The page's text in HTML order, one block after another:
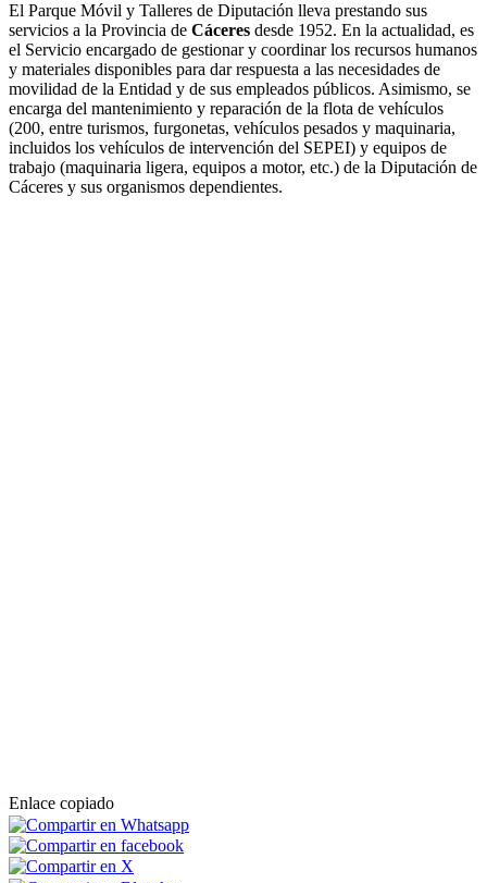
El Parque Móvil y Talleres de Diputación lleva prestando sus
servicios a la Provincia de Cáceres desde 1952. En la actualidad, es
el Servicio encargado de gestionar y coordinar los recursos humanos
y materiales disponibles para dar respuesta a las necesidades de
movilidad de la Entidad y de sus empleados públicos. Asimismo, se
encarga del mantenimiento y reparación de la flota de vehículos
(200, entre turismos, furgonetas, vehículos pesados y maquinaria,
incluidos los vehículos de intervención del SEPEI) y equipos de
trabajo (maquinaria ligera, equipos a motor, etc.) de la Diputación de
Cáceres y sus organismos dependientes.
Enlace copiado